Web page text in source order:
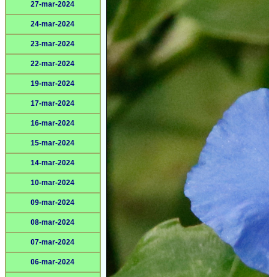
27-mar-2024
24-mar-2024
23-mar-2024
22-mar-2024
19-mar-2024
17-mar-2024
16-mar-2024
15-mar-2024
14-mar-2024
10-mar-2024
09-mar-2024
08-mar-2024
07-mar-2024
06-mar-2024